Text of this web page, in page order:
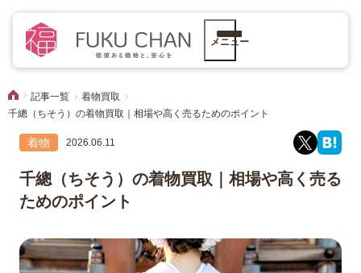
メニュー
記事一覧
着物買取
千總（ちそう）の着物買取｜相場や高く売るためのポイント
着物 2026.06.11
千總（ちそう）の着物買取｜相場や高く売る
ためのポイント